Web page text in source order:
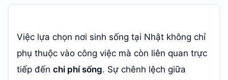
Việc lựa chọn nơi sinh sống tại Nhật không chỉ
phụ thuộc vào công việc mà còn liên quan trực
tiếp đến chi phí sống. Sự chênh lệch giữa